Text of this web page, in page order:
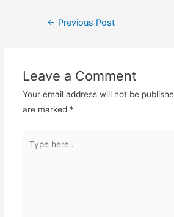
Post← Previous Post
Leave a Comment
Your email address will not be
are marked *
here..